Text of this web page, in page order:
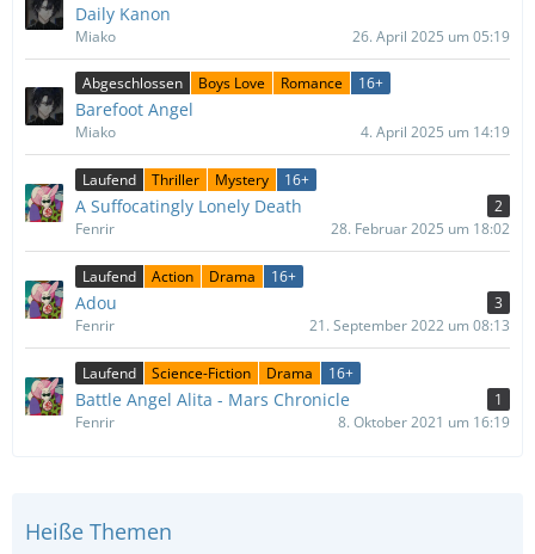
Daily Kanon
Miako 26. April 2025 um 05:19
Abgeschlossen Boys Love Romance 16+
Barefoot Angel
Miako 4. April 2025 um 14:19
Laufend Thriller Mystery 16+
A Suffocatingly Lonely Death
2
Fenrir
28. Februar 2025 um 18:02
Laufend Action Drama 16+
Adou
3
Fenrir
21. September 2022 um 08:13
Laufend Science-Fiction Drama 16+
Battle Angel Alita - Mars Chronicle
1
Fenrir
8. Oktober 2021 um 16:19
Heiße Themen